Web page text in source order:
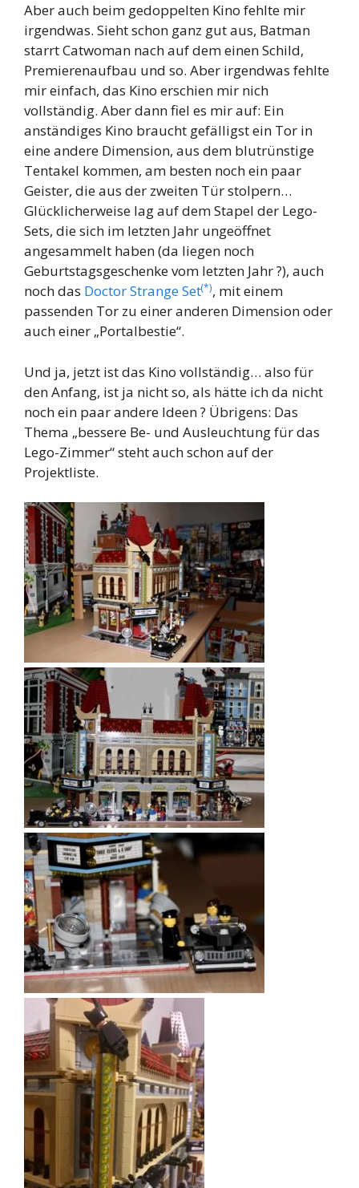
Aber auch beim gedoppelten Kino fehlte mir
irgendwas. Sieht schon ganz gut aus, Batman
starrt Catwoman nach auf dem einen Schild,
Premierenaufbau und so. Aber irgendwas fehlte
mir einfach, das Kino erschien mir nich
vollständig. Aber dann fiel es mir auf: Ein
anständiges Kino braucht gefälligst ein Tor in
eine andere Dimension, aus dem blutrünstige
Tentakel kommen, am besten noch ein paar
Geister, die aus der zweiten Tür stolpern…
Glücklicherweise lag auf dem Stapel der Lego-
Sets, die sich im letzten Jahr ungeöffnet
angesammelt haben (da liegen noch
Geburtstagsgeschenke vom letzten Jahr ?), auch
noch das Doctor Strange Set(*), mit einem
passenden Tor zu einer anderen Dimension oder
auch einer „Portalbestie“.
Und ja, jetzt ist das Kino vollständig… also für
den Anfang, ist ja nicht so, als hätte ich da nicht
noch ein paar andere Ideen ? Übrigens: Das
Thema „bessere Be- und Ausleuchtung für das
Lego-Zimmer“ steht auch schon auf der
Projektliste.